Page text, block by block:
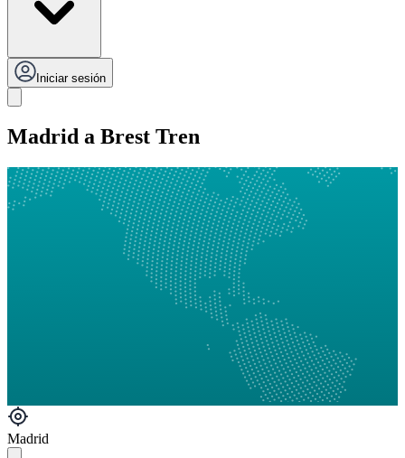
Iniciar sesión
Madrid a Brest Tren
Madrid